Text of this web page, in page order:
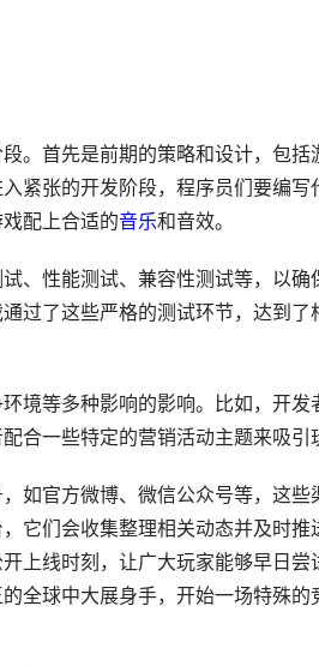
。首先是前期的策略和设计，包
紧张的开发阶段，程序员们要编写
配上合适的音乐和音效。
、性能测试、兼容性测试等，以
过了这些严格的测试环节，达到了
境等多种影响的影响。比如，开
合一些特定的营销活动主题来吸引
如官方微博、微信公众号等，这
它们会收集整理相关动态并及时
上线时刻，让广大玩家能够早日尝
全球中大展身手，开始一场特殊的